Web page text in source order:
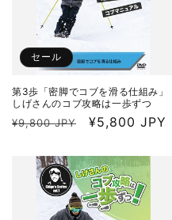
セール
第3歩「密脚でコブを滑る仕組み」
しげさんのコブ攻略は一歩ずつ
通
¥9,800 JPY
セ
ル
価
格
¥5,800 JPY